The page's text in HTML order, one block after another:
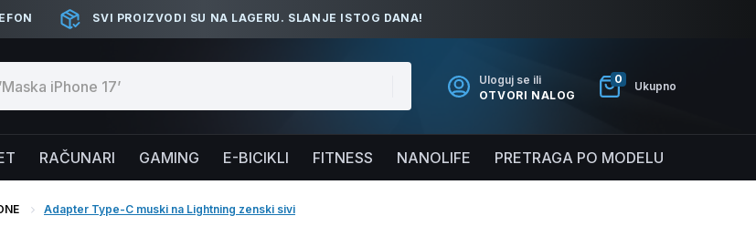
SVI PROIZVODI SU NA LAGERU. SLANJE ISTOG DANA!
Uloguj se ili
OTVORI NALOG
0
Ukupno
RAČUNARI GAMING E-BICIKLI FITNESS NANOLIFE PRETRAGA PO MODELU
Adapter Type-C muski na Lightning zenski sivi